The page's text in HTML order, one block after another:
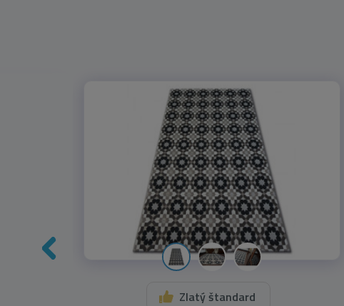
Zlatý štandard